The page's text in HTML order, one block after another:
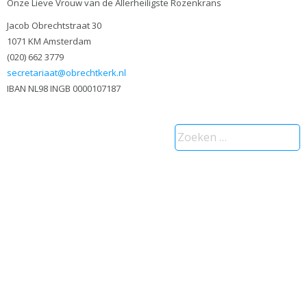
Onze Lieve Vrouw van de Allerheiligste Rozenkrans
Jacob Obrechtstraat 30
1071 KM Amsterdam
(020) 662 3779
secretariaat@obrechtkerk.nl
IBAN NL98 INGB 0000107187
Zoeken
naar: